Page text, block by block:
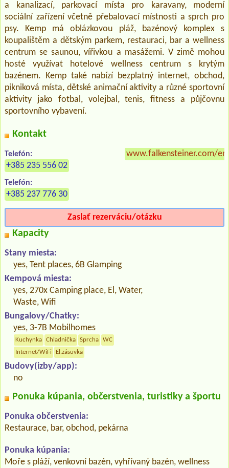
a kanalizací, parkovací místa pro karavany, moderní
sociální zařízení včetně přebalovací místnosti a sprch pro
psy. Kemp má oblázkovou pláž, bazénový komplex s
koupalištěm a dětským parkem, restauraci, bar a wellness
centrum se saunou, vířivkou a masážemi. V zimě mohou
hosté využívat hotelové wellness centrum s krytým
bazénem. Kemp také nabízí bezplatný internet, obchod,
pikniková místa, dětské animační aktivity a různé sportovní
aktivity jako fotbal, volejbal, tenis, fitness a půjčovnu
sportovního vybavení.
Kontakt
Telefón:
+385 235 556 02
Telefón:
+385 237 776 30
www.falkensteiner.com/
Zaslať rezerváciu/otázku
Kapacity
Stany miesta:
yes, Tent places, 6B Glamping
Kempová miesta:
yes, 270x Camping place, El, Water,
Waste, Wifi
Bungalovy/Chatky:
yes, 3-7B Mobilhomes
Kuchynka Chladnička Sprcha
WC
Internet/WiFi
El.zásuvka
Budovy(izby/app):
no
Ponuka kúpania, občerstvenia, turistiky a športu
Ponuka občerstvenia:
Restaurace, bar, obchod, pekárna
Ponuka kúpania:
Moře s pláží, venkovní bazén, vyhřívaný bazén, wellness